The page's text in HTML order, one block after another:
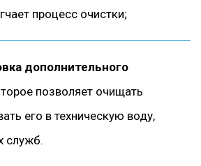
процесс очистки;
дополнительного
позволяет очищать
его в техническую воду,
служб.